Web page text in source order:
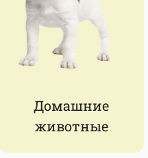
Домашние
животные